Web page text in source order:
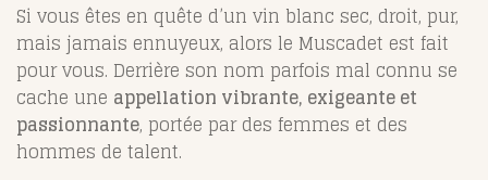
Si vous êtes en quête d’un vin blanc sec, droit, pur,
mais jamais ennuyeux, alors le Muscadet est fait
pour vous. Derrière son nom parfois mal connu se
cache une appellation vibrante, exigeante et
passionnante, portée par des femmes et des
hommes de talent.